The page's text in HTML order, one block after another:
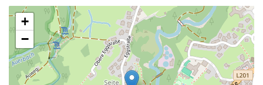
+
−